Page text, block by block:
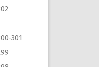
301